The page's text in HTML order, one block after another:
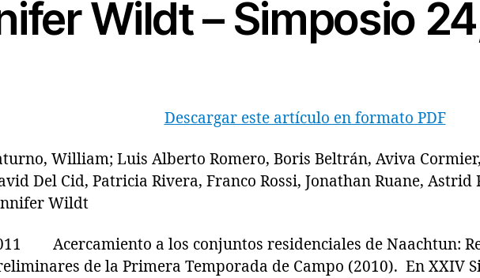
Wildt – Simposio
Descargar este artículo en formato PDF
William; Luis Alberto Romero, Boris Beltrán, Aviva
Del Cid, Patricia Rivera, Franco Rossi, Jonathan Ruane, Astrid
Wildt
Acercamiento a los conjuntos residenciales de Naachtun:
de la Primera Temporada de Campo (2010). En XXIV